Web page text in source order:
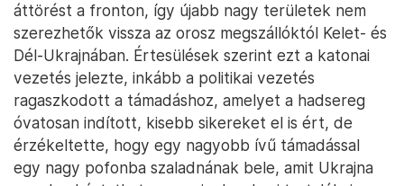
áttörést a fronton, így újabb nagy területek nem
szerezhetők vissza az orosz megszállóktól Kelet- és
Dél-Ukrajnában. Értesülések szerint ezt a katonai
vezetés jelezte, inkább a politikai vezetés
ragaszkodott a támadáshoz, amelyet a hadsereg
óvatosan indított, kisebb sikereket el is ért, de
érzékeltette, hogy egy nagyobb ívű támadással
egy nagy pofonba szaladnának bele, amit Ukrajna